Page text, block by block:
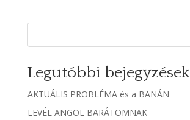
Legutóbbi bejegyzések
AKTUÁLIS PROBLÉMA és a BANÁN
LEVÉL ANGOL BARÁTOMNAK